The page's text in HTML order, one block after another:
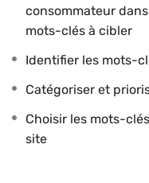
consommateur
mots-clés à cibler
Identifier les mots-
Catégoriser et
Choisir les mots-
site